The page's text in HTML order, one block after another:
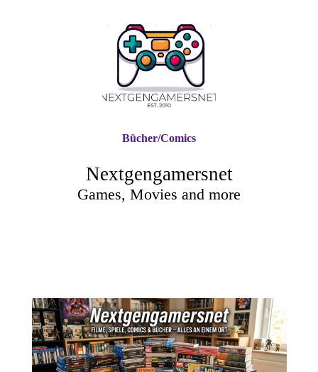
Nextgengamersnet
Games, Movies and more
Bücher/Comics